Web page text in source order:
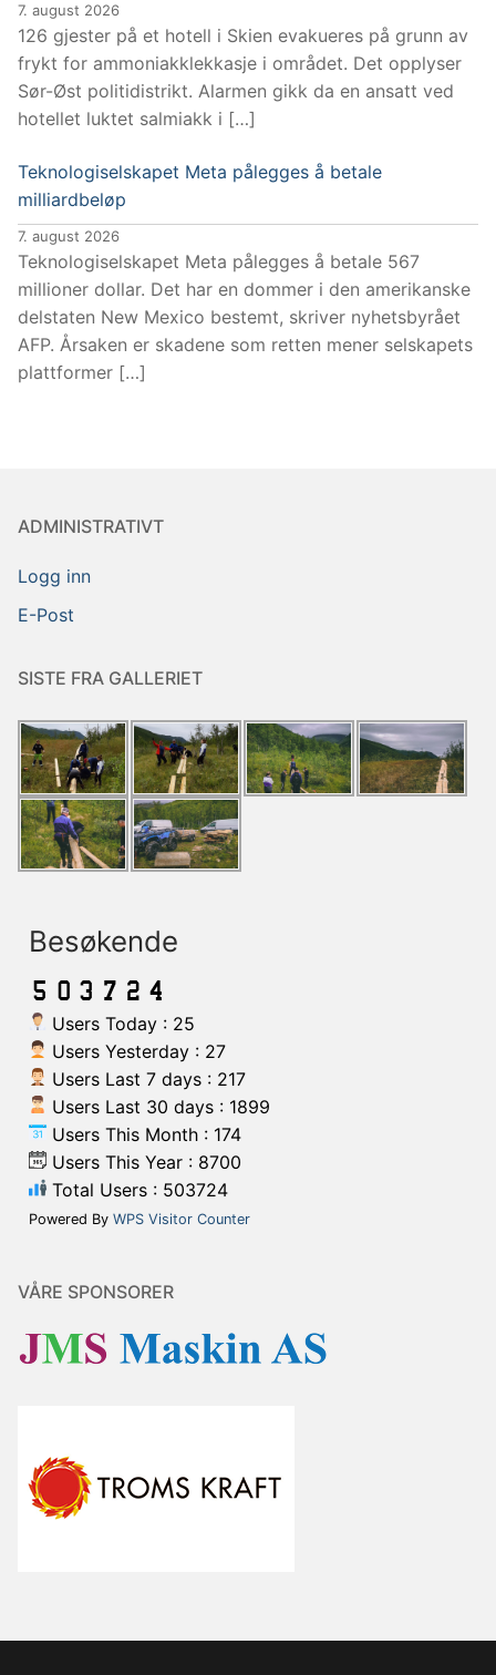
7. august 2026
126 gjester på et hotell i Skien evakueres på grunn av
frykt for ammoniakklekkasje i området. Det opplyser
Sør-Øst politidistrikt. Alarmen gikk da en ansatt ved
hotellet luktet salmiakk i […]
Teknologiselskapet Meta pålegges å betale
milliardbeløp
7. august 2026
Teknologiselskapet Meta pålegges å betale 567
millioner dollar. Det har en dommer i den amerikanske
delstaten New Mexico bestemt, skriver nyhetsbyrået
AFP. Årsaken er skadene som retten mener selskapets
plattformer […]
ADMINISTRATIVT
Logg inn
E-Post
SISTE FRA GALLERIET
Besøkende
Users Today : 25
Users Yesterday : 27
Users Last 7 days : 217
Users Last 30 days : 1899
Users This Month : 174
Users This Year : 8700
Total Users : 503724
Powered By WPS Visitor Counter
VÅRE SPONSORER